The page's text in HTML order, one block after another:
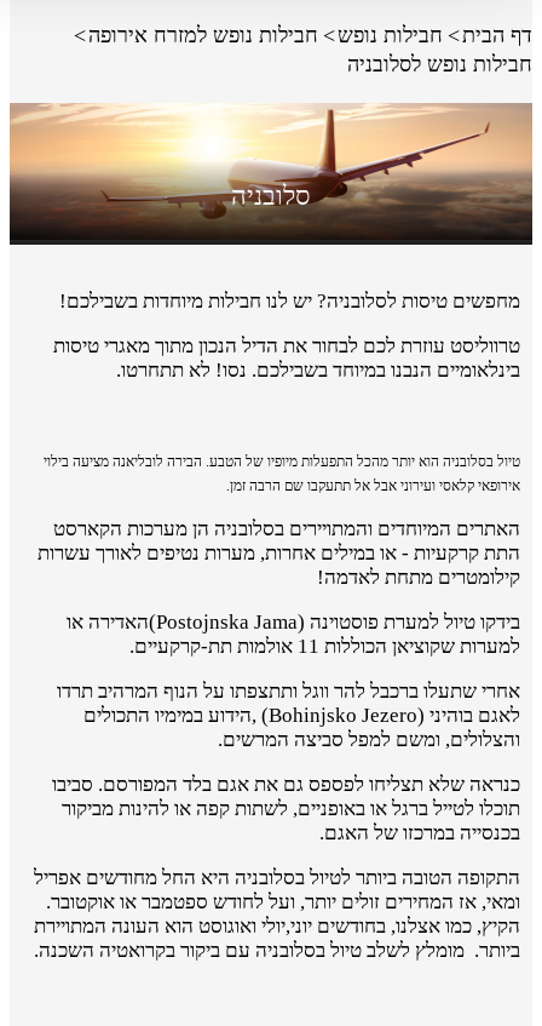
דף הבית חבילות נופש
חבילות נופש למזרח אירופה
חבילות נופש לסלובניה
סלובניה
מחפשים טיסות לסלובניה? יש לנו חבילות מיוחדות בשבילכם!
טרווליסט עוזרת לכם לבחור את הדיל הנכון מתוך מאגרי טיסות
בינלאומיים הנבנו במיוחד בשבילכם. נסו! לא תתחרטו.
טיול בסלובניה הוא יותר מהכל התפעלות מיופיו של הטבע. הבירה לובליאנה מציעה בילוי
אירופאי קלאסי ועירוני אבל אל תתעקבו שם הרבה זמן.
האתרים המיוחדים והמתויירים בסלובניה הן מערכות הקארסט
התת קרקעיות - או במילים אחרות, מערות נטיפים לאורך עשרות
קילומטרים מתחת לאדמה!
בידקו טיול למערת פוסטוינה (Postojnska Jama)האדירה או
למערות שקוציאן הכוללות 11 אולמות תת-קרקעיים.
אחרי שתעלו ברכבל להר ווגל ותתצפתו על הנוף המרהיב תרדו
לאגם בוהיני (Bohinjsko Jezero) ,הידוע במימיו התכולים
והצלולים, ומשם למפל סביצה המרשים.
כנראה שלא תצליחו לפספס גם את אגם בלד המפורסם. סביבו
תוכלו לטייל ברגל או באופניים, לשתות קפה או להינות מביקור
בכנסייה במרכזו של האגם.
התקופה הטובה ביותר לטיול בסלובניה היא החל מחודשים אפריל
ומאי, אז המחירים זולים יותר, ועל לחודש ספטמבר או אוקטובר.
הקיץ, כמו אצלנו, בחודשים יוני,יולי ואוגוסט הוא העונה המתויירת
ביותר. מומלץ לשלב טיול בסלובניה עם ביקור בקרואטיה השכנה.